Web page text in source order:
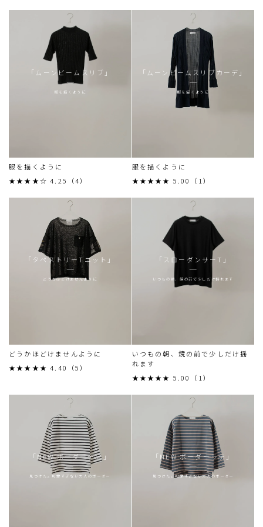
「ムーンビームスリブ」
服を描くように
服を描くように
★★★★☆ 4.25（4）
「ムーンビームスリブカーデ」
服を描くように
服を描くように
★★★★★ 5.00（1）
「タペストリーTニット」
どうかほどけませんように
どうかほどけませんように
★★★★★ 4.40（5）
「スローダンサーT」
いつもの朝、鏡の前で少しだけ揺れます
いつもの朝、鏡の前で少しだけ揺
れます
★★★★★ 5.00（1）
「NEW ボーダーデミ」
見つけた。可愛すぎない大人のボーダー
「NEW ボーダーラテ」
見つけた。可愛すぎない大人のボーダー